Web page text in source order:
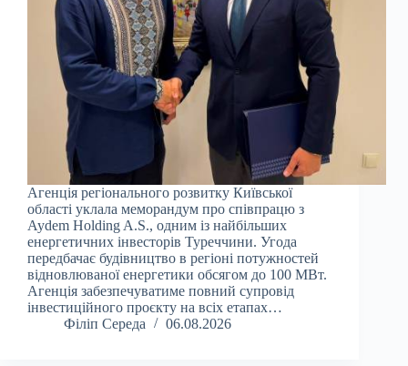
Агенція регіонального розвитку Київської
області уклала меморандум про співпрацю з
Aydem Holding A.S., одним із найбільших
енергетичних інвесторів Туреччини. Угода
передбачає будівництво в регіоні потужностей
відновлюваної енергетики обсягом до 100 МВт.
Агенція забезпечуватиме повний супровід
інвестиційного проєкту на всіх етапах…
Філіп Середа
06.08.2026